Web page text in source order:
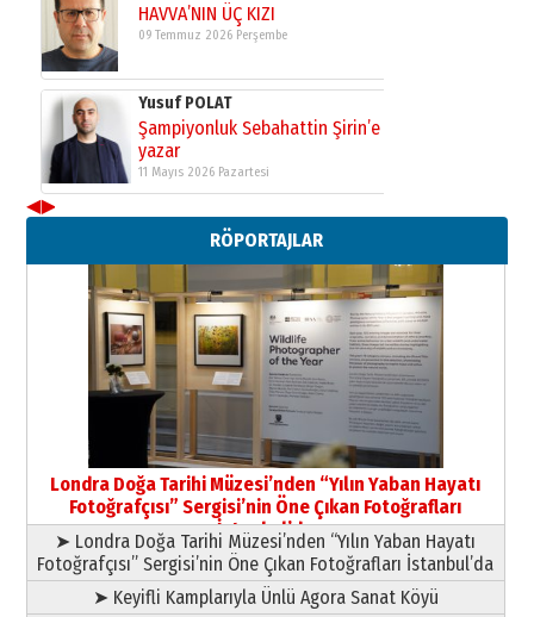
HAVVA’NIN ÜÇ KIZI
09 Temmuz 2026 Perşembe
Yusuf POLAT
Şampiyonluk Sebahattin Şirin’e
yazar
11 Mayıs 2026 Pazartesi
Neşat YALÇIN
Paranın Aile Kültüründeki Yeri
03 Ağustos 2026 Pazartesi
Yıldırım Gündoğdu
HAVVA’NIN ÜÇ KIZI
09 Temmuz 2026 Perşembe
Yusuf POLAT
Şampiyonluk Sebahattin Şirin’e
yazar
11 Mayıs 2026 Pazartesi
◀▶
RÖPORTAJLAR
Londra Doğa Tarihi Müzesi’nden “Yılın Yaban Hayatı
Fotoğrafçısı” Sergisi’nin Öne Çıkan Fotoğrafları
İstanbul’da
➤ Londra Doğa Tarihi Müzesi’nden “Yılın Yaban Hayatı
Fotoğrafçısı” Sergisi’nin Öne Çıkan Fotoğrafları İstanbul’da
➤ Keyifli Kamplarıyla Ünlü Agora Sanat Köyü